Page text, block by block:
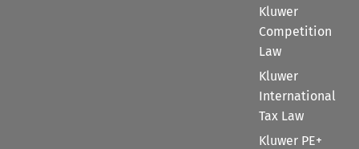
Kluwer
Competition
Law
Kluwer
International
Tax Law
Kluwer PE+